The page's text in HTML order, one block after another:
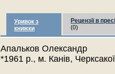
Уривок з
книжки
Рецензії в пресі
(0)
Апальков Олександр
*1961 р., м. Канів,